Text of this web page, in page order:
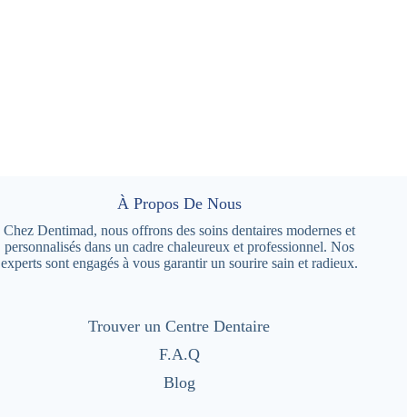
À Propos De Nous
Chez Dentimad, nous offrons des soins dentaires modernes et
personnalisés dans un cadre chaleureux et professionnel. Nos
experts sont engagés à vous garantir un sourire sain et radieux.
Trouver un Centre Dentaire
F.A.Q
Blog